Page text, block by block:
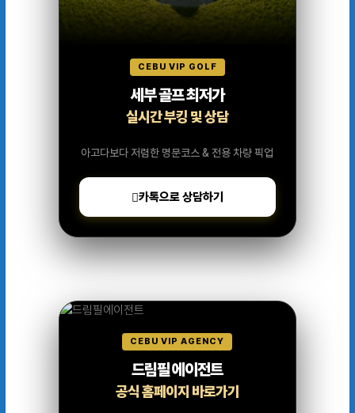
CEBU VIP GOLF
세부 골프 최저가
실시간 부킹 및 상담
아고다보다 저렴한 명문코스 & 전용 차량 픽업
카톡으로 상담하기
CEBU VIP AGENCY
드림필 에이전트
공식 홈페이지 바로가기